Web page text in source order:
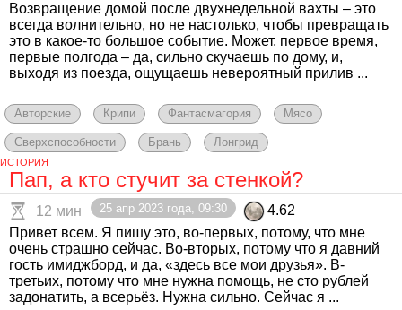
Возвращение домой после двухнедельной вахты – это
всегда волнительно, но не настолько, чтобы превращать
это в какое-то большое событие. Может, первое время,
первые полгода – да, сильно скучаешь по дому, и,
выходя из поезда, ощущаешь невероятный прилив ...
Авторские Крипи Фантасмагория Мясо
Сверхспособности Брань Лонгрид
ИСТОРИЯ
Пап, а кто стучит за стенкой?
12 мин 25 апр 2023 года, 09:30
4.62
Привет всем. Я пишу это, во-первых, потому, что мне
очень страшно сейчас. Во-вторых, потому что я давний
гость имиджборд, и да, «здесь все мои друзья». В-
третьих, потому что мне нужна помощь, не сто рублей
задонатить, а всерьёз. Нужна сильно. Сейчас я ...